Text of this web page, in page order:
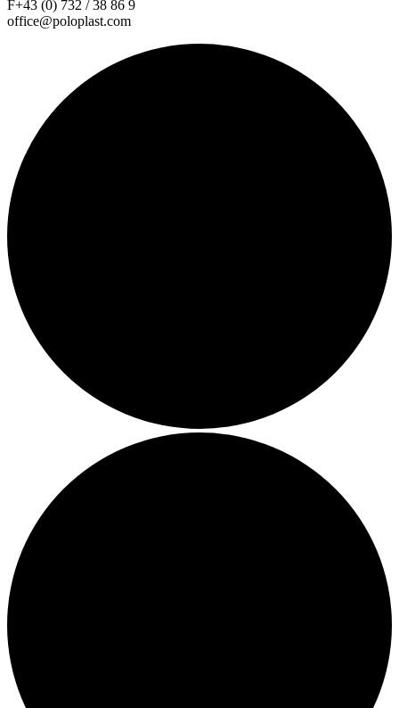
F+43 (0) 732 / 38 86 9
office@poloplast.com